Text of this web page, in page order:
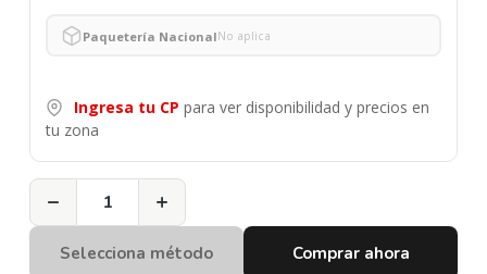
Paquetería NacionalNo aplica
Ingresa tu CP para ver disponibilidad y precios en
tu zona
− +
Selecciona método Comprar ahora